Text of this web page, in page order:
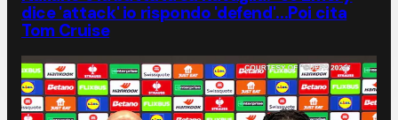
dice 'attack' io rispondo 'defend'...Poi cita
Tom Cruise